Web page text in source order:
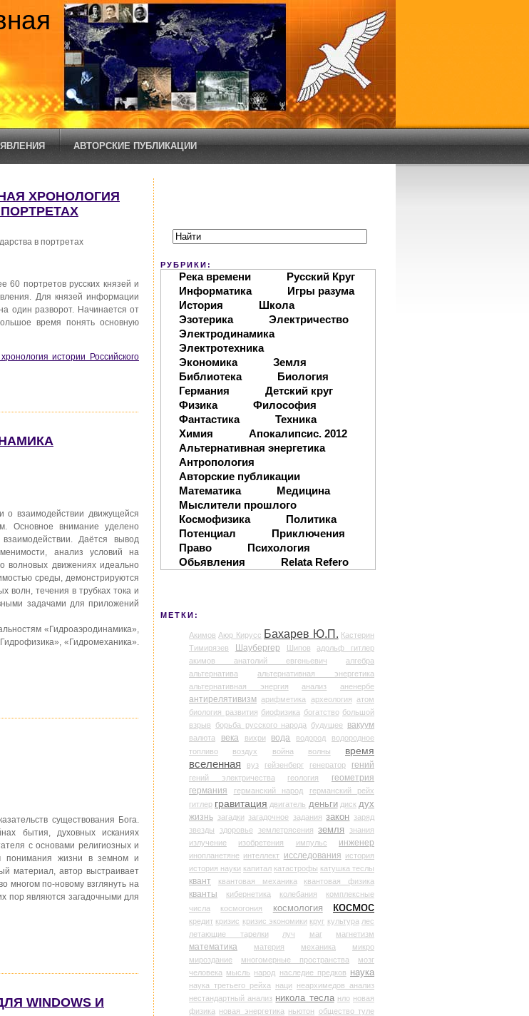
АВТОРСКИЕ ПУБЛИКАЦИИ
ХРОНОЛОГИЯ
в портретах
60 портретов русских князей и
Для князей информации
один разворот. Начинается от
время понять основную
истории Российского
о взаимодействии движущейся
Основное внимание уделено
Даётся вывод
анализ условий на
волновых движениях идеально
среды, демонстрируются
волн, течения в трубках тока и
задачами для приложений
«Гидроаэродинамика»,
«Гидромеханика».
существования Бога.
бытия, духовных исканиях
с основами религиозных и
понимания жизни в земном и
материал, автор выстраивает
многом по-новому взглянуть на
пор являются загадочными для
WINDOWS И
РУБРИКИ:
Река времени
Русский Круг
Информатика
Игры разума
История
Школа
Эзотерика
Электричество
Электродинамика
Электротехника
Экономика
Земля
Библиотека
Биология
Германия
Детский круг
Физика
Философия
Фантастика
Техника
Химия
Апокалипсис. 2012
Альтернативная энергетика
Антропология
Авторские публикации
Математика
Медицина
Мыслители прошлого
Космофизика
Политика
Потенциал
Приключения
Право
Психология
Обьявления
Relata Refero
МЕТКИ:
Акимов Аюр Кирусс Бахарев Ю.П. Кастерин
Тимирязев
Шаубергер Шипов
адольф гитлер
акимов анатолий евгеньевич
алгебра
альтернатива
альтернативная энергетика
альтернативная энергия
анализ аненербе
антирелятивизм арифметика археология атом
биология развития биофизика богатство большой
взрыв
борьба русского народа будущее вакуум
валюта века вихри вода водород
водородное
топливо
воздух война волны
время
вселенная
вуз гейзенберг генератор гений
гений электричества геология
геометрия
германия
германский народ
германский рейх
гитлер гравитация двигатель деньги диск дух
жизнь загадки загадочное задания закон заряд
звезды
здоровье землетрясения земля
знания
излучение
изобретения импульс инженер
инопланетяне интеллект исследования история
история науки капитал катастрофы катушка теслы
квант квантовая механика квантовая физика
кванты кибернетика колебания
комплексные
числа
космогония космология космос
кредит кризис кризис экономики круг культура лес
летающие тарелки
луч маг магнетизм
математика материя механика
микро
мироздание
многомерные пространства
мозг
человека мысль народ наследие предков наука
наука третьего рейха наци
неархимедов анализ
нестандартный анализ никола тесла нло новая
физика новая энергетика ньютон общество туле